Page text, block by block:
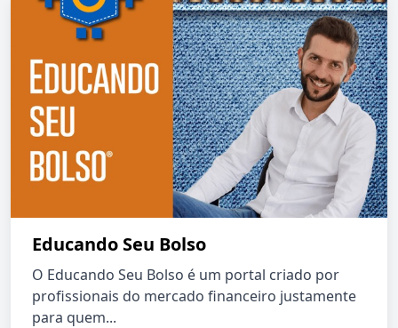
Educando Seu Bolso
O Educando Seu Bolso é um portal criado por
profissionais do mercado financeiro justamente
para quem...